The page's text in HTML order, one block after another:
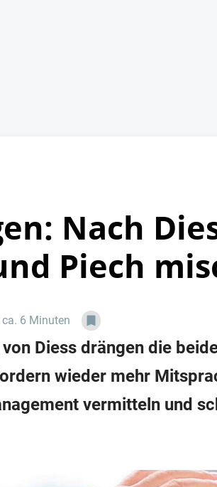
Nach
Piech
ca. 6 Minuten
Diess drängen die
wieder mehr
vermitteln und